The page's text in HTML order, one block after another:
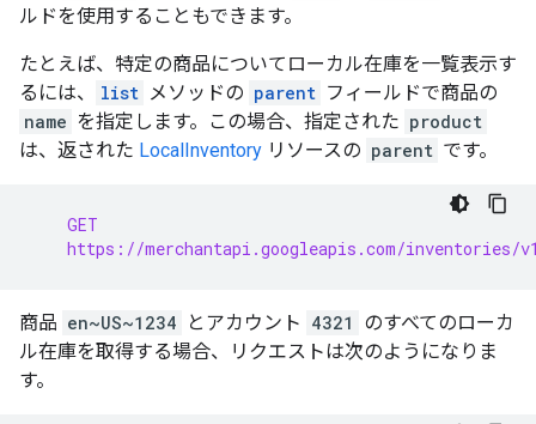
ルドを使用することもできます。
たとえば、特定の商品についてローカル在庫を一覧表示す
るには、
list メソッドの parent フィールドで商品の
name を指定します。この場合、指定された product
は、返された LocalInventory リソースの parent です。
    GET
https://merchantapi.googleapis.com/inventories/
商品 en~US~1234 とアカウント 4321
のすべてのローカ
ル在庫を取得する場合、リクエストは次のようになりま
す。